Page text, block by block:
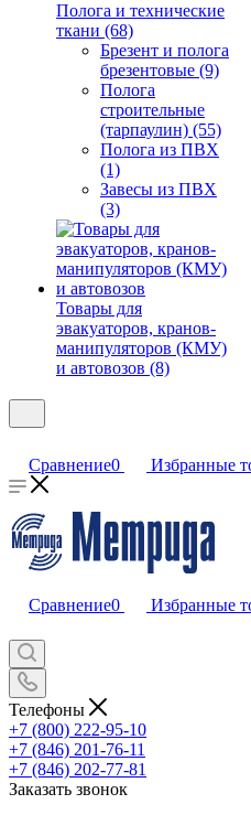
Полога и технические
ткани (68)
Брезент и полога
брезентовые (9)
Полога
строительные
(тарпаулин) (55)
Полога из ПВХ
(1)
Завесы из ПВХ
(3)
Товары для
эвакуаторов, кранов-
манипуляторов (КМУ)
и автовозов (8)
Сравнение0 Избранные
Сравнение0 Избранные
Телефоны
+7 (800) 222-95-10
+7 (846) 201-76-11
+7 (846) 202-77-81
Заказать звонок